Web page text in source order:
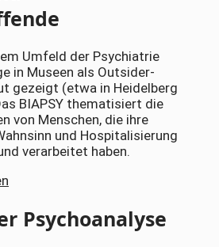
Umfeld der Psychiatrie
in Museen als Outsider-
gezeigt (etwa in Heidelberg
BIAPSY thematisiert die
von Menschen, die ihre
und Hospitalisierung
verarbeitet haben.
Psychoanalyse